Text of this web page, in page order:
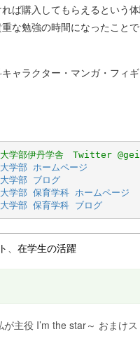
ば購入してもらえるという体
な勉強の時間になったことで
キャラクター・マンガ・フィ
大学部伊丹学舎　Twitter
学部 ホームページ
学部 ブログ
学部 保育学科 ホームページ
学部 保育学科 ブログ
、 在学生の活躍
主役 I’m the star～ おまけス